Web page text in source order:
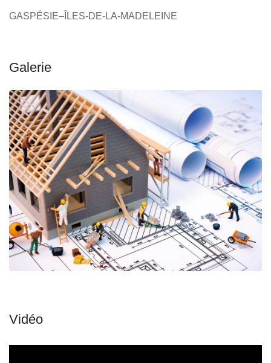
GASPÉSIE–ÎLES-DE-LA-MADELEINE